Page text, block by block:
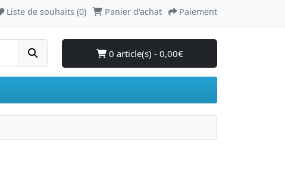
Liste de souhaits (0) Panier d'achat Paiement
0 article(s) - 0,00€